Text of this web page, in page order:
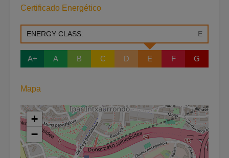
Certificado Energético
ENERGY CLASS: E
A+ A B C D E F G
Mapa
+
−